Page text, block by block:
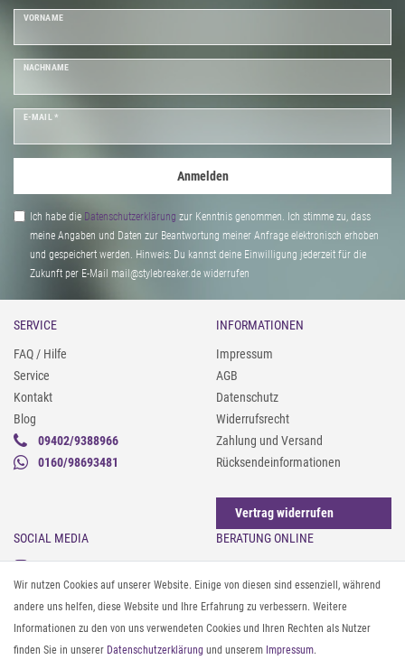
Kreation Deines Frühlingslooks.
VORNAME
NACHNAME
E-MAIL *
Anmelden
Ich habe die Daten­schutz­erklärung zur Kenntnis genommen. Ich stimme zu, dass
meine Angaben und Daten zur Beantwortung meiner Anfrage elektronisch erhoben
und gespeichert werden. Hinweis: Du kannst deine Einwilligung jederzeit für die
Zukunft per E-Mail mail@stylebreaker.de widerrufen
SERVICE
FAQ / Hilfe
Service
Kontakt
Blog
09402/9388966
0160/98693481
INFORMATIONEN
Impressum
AGB
Datenschutz
Widerrufsrecht
Zahlung und Versand
Rücksendeinformationen
Vertrag widerrufen
SOCIAL MEDIA
Instagram
Facebook
Pinterest
Twitter
Youtube
BERATUNG ONLINE
Gürtel messen & kürzen
Sonnenbrillen & UV-Schutz
Textilpflege
Textil- und Material-Guide
Geldbörse richtig organisieren
Wir nutzen Cookies auf unserer Website. Einige von diesen sind essenziell, während
andere uns helfen, diese Website und Ihre Erfahrung zu verbessern. Weitere
Informationen zu den von uns verwendeten Cookies und Ihren Rechten als Nutzer
finden Sie in unserer Daten­schutz­erklärung und unserem Impressum.